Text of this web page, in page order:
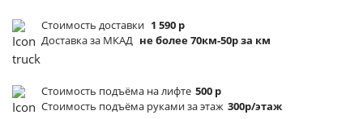
Стоимость доставки 1 590 р
Доставка за МКАД не более 70км-50р за км
Стоимость подъёма на лифте 500 р
Стоимость подъёма руками за этаж 300р/этаж